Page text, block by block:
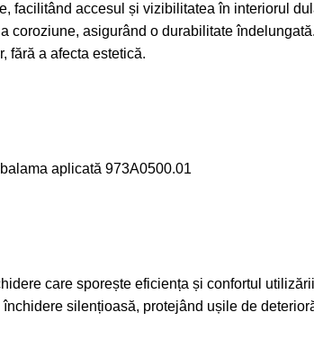
facilitând accesul și vizibilitatea în interiorul
coroziune, asigurând o durabilitate îndelungată.
fără a afecta estetică.
aplicată 973A0500.01
care sporește eficiența și confortul
silențioasă, protejând ușile de